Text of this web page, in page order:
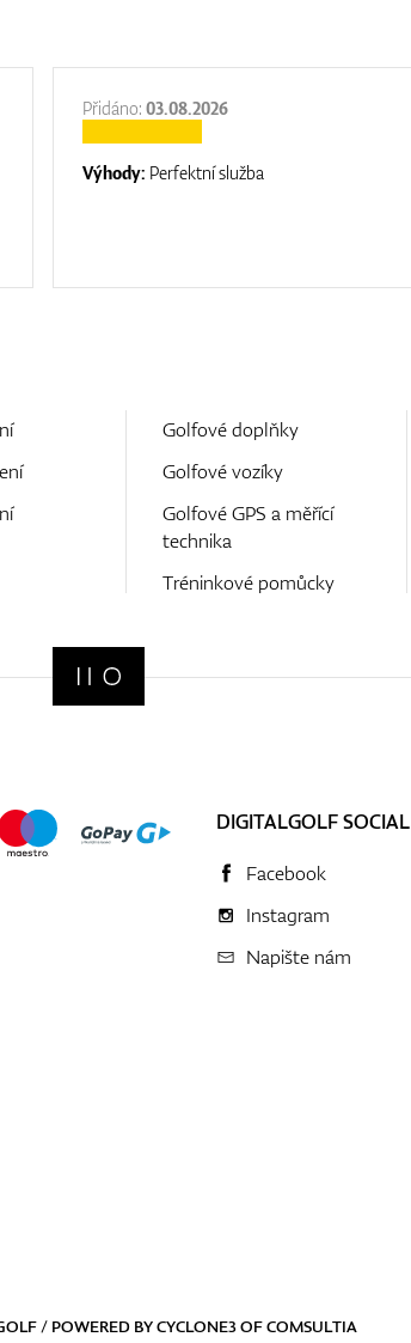
Přidáno:03.08.2026
Výhody: Perfektní služba
Golfové doplňky
Golfové vozíky
Golfové GPS a měřící
technika
Tréninkové pomůcky
DIGITALGOLF SOCIAL
Facebook
Instagram
Napište nám
/ POWERED BYCYCLONE3OFCOMSULTIA